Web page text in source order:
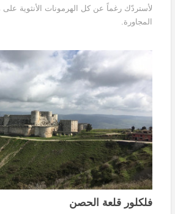
لأستردّك رغماً عن كل الهرمونات الأنثوية
المجاورة.
فلكلور قلعة الحصن